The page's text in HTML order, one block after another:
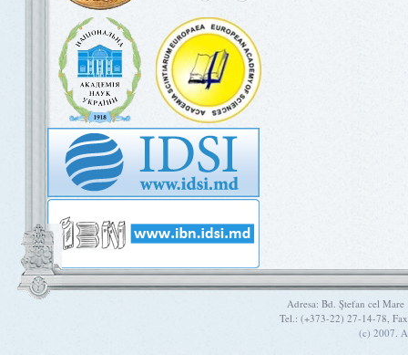
Adresa: Bd. Ştefan cel
Tel.: (+373-22) 27-14-78,
(c) 2007.